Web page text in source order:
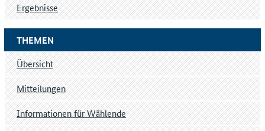
THEMEN
Übersicht
Mitteilungen
Informationen für Wählende
Ergebnisse